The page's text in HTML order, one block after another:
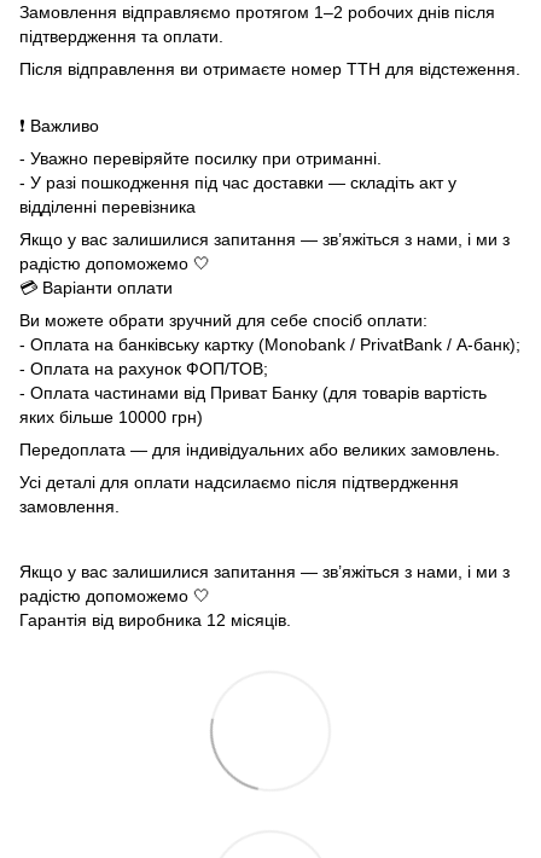
Замовлення відправляємо протягом 1–2 робочих днів після
підтвердження та оплати.
Після відправлення ви отримаєте номер ТТН для відстеження.
❗ Важливо
- Уважно перевіряйте посилку при отриманні.
- У разі пошкодження під час доставки — складіть акт у
відділенні перевізника
Якщо у вас залишилися запитання — зв’яжіться з нами, і ми з
радістю допоможемо 🤍
💳 Варіанти оплати
Ви можете обрати зручний для себе спосіб оплати:
- Оплата на банківську картку (Monobank / PrivatBank / А-банк);
- Оплата на рахунок ФОП/ТОВ;
- Оплата частинами від Приват Банку (для товарів вартість
яких більше 10000 грн)
Передоплата — для індивідуальних або великих замовлень.
Усі деталі для оплати надсилаємо після підтвердження
замовлення.
Якщо у вас залишилися запитання — зв’яжіться з нами, і ми з
радістю допоможемо 🤍
Гарантія від виробника 12 місяців.